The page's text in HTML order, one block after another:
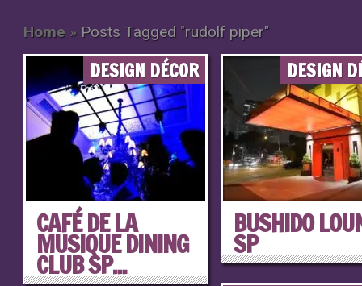
Home » Posts Tagged "rudolf piper"
DESIGN DÉCOR
CAFÉ DE LA
MUSIQUE DINING
CLUB SP...
DESIGN
BUSHIDO
SP